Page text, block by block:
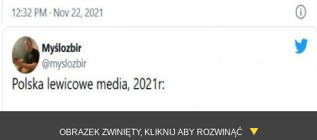
OBRAZEK ZWINIĘTY, KLIKNIJ ABY ROZWINĄĆ